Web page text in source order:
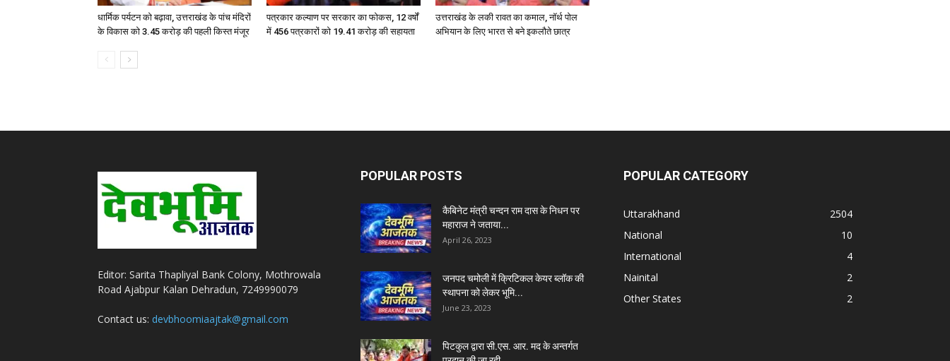
धार्मिक पर्यटन को बढ़ावा, उत्तराखंड के पांच मंदिरों
के विकास को 3.45 करोड़ की पहली किस्त मंजूर
पत्रकार कल्याण पर सरकार का फोकस, 12 वर्षों
में 456 पत्रकारों को 19.41 करोड़ की सहायता
उत्तराखंड के लकी रावत का कमाल, नॉर्थ पोल
अभियान के लिए भारत से बने इकलौते छात्र
Editor: Sarita Thapliyal Bank Colony, Mothrowala
Road Ajabpur Kalan Dehradun, 7249990079
Contact us: devbhoomiaajtak@gmail.com
POPULAR POSTS
कैबिनेट मंत्री चन्दन राम दास के निधन पर
महाराज ने जताया...
April 26, 2023
जनपद चमोली में क्रिटिकल केयर ब्लॉक की
स्थापना को लेकर भूमि...
June 23, 2023
पिटकुल द्वारा सी.एस. आर. मद के अन्तर्गत
POPULAR CATEGORY
Uttarakhand
2504
National
10
International
4
Nainital
2
Other States
2